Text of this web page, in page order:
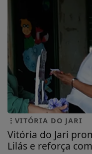
VITÓRIA DO JARI
Vitória do Jari
Lilás e reforça